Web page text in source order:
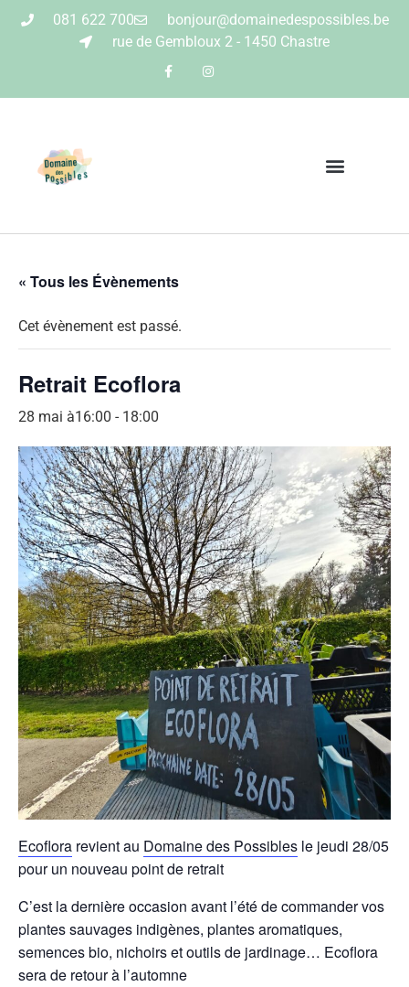
081 622 700
bonjour@domainedespossibles.be
rue de Gembloux 2 - 1450 Chastre
« Tous les Évènements
Cet évènement est passé.
Retrait Ecoflora
28 mai à16:00 - 18:00
Ecoflora revient au Domaine des Possibles le jeudi 28/05
pour un nouveau point de retrait
C’est la dernière occasion avant l’été de commander vos
plantes sauvages indigènes, plantes aromatiques,
semences bio, nichoirs et outils de jardinage… Ecoflora
sera de retour à l’automne